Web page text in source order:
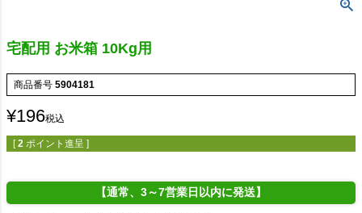
宅配用 お米箱 10Kg用
商品番号 5904181
¥196税込
[ 2 ポイント進呈 ]
【通常、3～7営業日以内に発送】